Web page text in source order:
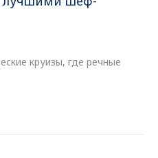
круизы, где речные